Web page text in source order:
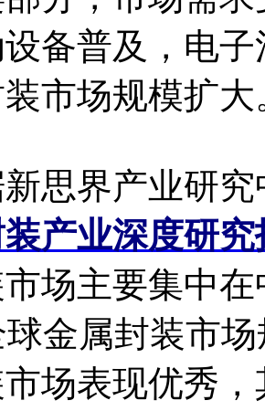
备普及，电
市场规模扩大
界产业研究
产业深度研
场主要集中
球金属封装市
场表现优秀